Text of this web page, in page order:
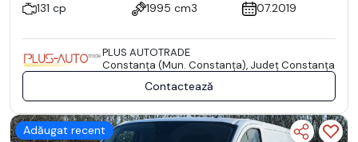
131 cp
1995 cm3 07.2019
PLUS AUTOTRADE
Constanţa (Mun. Constanţa), Județ Constanţa
Contactează
Adăugat recent